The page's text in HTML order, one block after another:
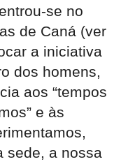
se no
de Caná (ver
a iniciativa
dos homens,
aos “tempos
e às
sede, a nossa